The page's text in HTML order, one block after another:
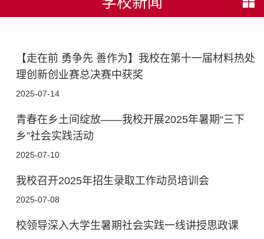
【走在前 勇争先 善作为】我校在第十一届材料热处
理创新创业赛总决赛中获奖
2025-07-14
青春在乡土间绽放——我校开展2025年暑期“三下
乡”社会实践活动
2025-07-10
我校召开2025年招生录取工作动员培训会
2025-07-08
校领导深入大学生暑期社会实践一线讲授思政课